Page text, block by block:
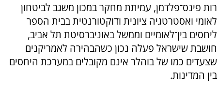
רות פינס־פלדמן, עמיתת מחקר במכון משגב לביטחון
לאומי ואסטרטגיה ציונית ודוקטורנטית בבית הספר
ליחסים בין־לאומיים וממשל באוניברסיטת תל אביב,
חושבת שישראל פעלה נכון כשהבהירה לאמריקנים
שצעדים כמו של בוהלר אינם מקובלים במערכת היחסים
בין המדינות.